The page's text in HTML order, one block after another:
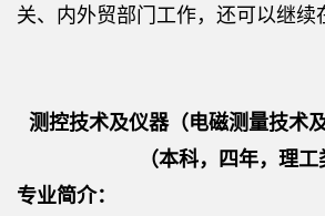
关、内外贸部门工作，还可以继续
测控技术及仪器（电磁测量技术
（本科，四年，理工
专业简介：